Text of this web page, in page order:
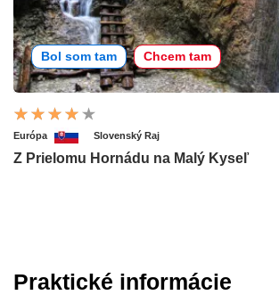
Bol som tam Chcem tam
Európa Slovenský Raj
Z Prielomu Hornádu na Malý Kyseľ
Praktické informácie